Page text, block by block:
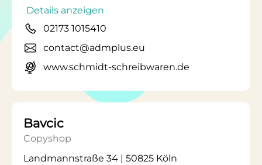
Details anzeigen
02173 1015410
contact@admplus.eu
www.schmidt-schreibwaren.de
Bavcic
Copyshop
Landmannstraße 34 | 50825 Köln